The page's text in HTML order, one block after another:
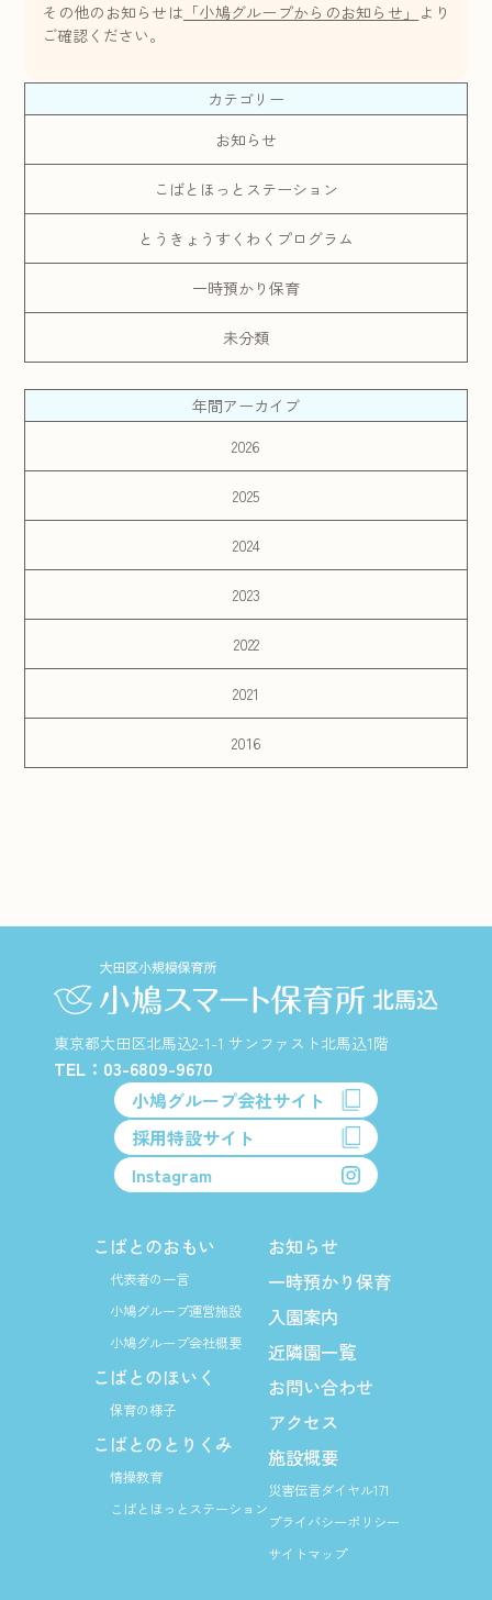
その他のお知らせは 「小鳩グループからのお知らせ」 より
ご確認ください。
カテゴリー
お知らせ
こばとほっとステーション
とうきょうすくわくプログラム
一時預かり保育
未分類
年間アーカイブ
2026
2025
2024
2023
2022
2021
2016
東京都大田区北馬込2-1-1 サンファスト北馬込1階
TEL：03-6809-9670
小鳩グループ会社サイト
採用特設サイト
Instagram
こばとのおもい
代表者の一言
小鳩グループ運営施設
小鳩グループ会社概要
こばとのほいく
保育の様子
こばとのとりくみ
情操教育
こばとほっとステーション
お知らせ
一時預かり保育
入園案内
近隣園一覧
お問い合わせ
アクセス
施設概要
災害伝言ダイヤル171
プライバシーポリシー
サイトマップ